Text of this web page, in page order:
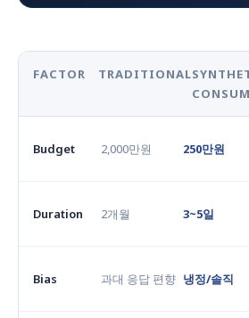
FACTOR TRADITIONAL
Budget 2,000만원 250만원
Duration 2개월 3~5일
Bias 과대 응답 편향 냉정/솔직